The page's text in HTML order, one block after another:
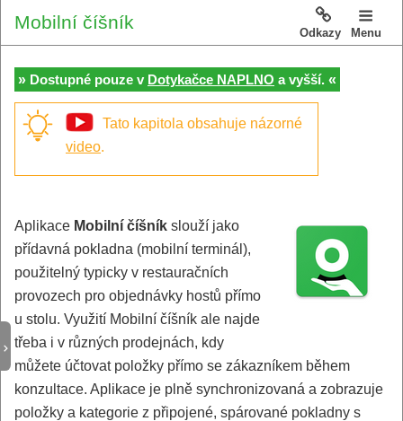
Mobilní číšník
Odkazy Menu
» Dostupné pouze v Dotykačce NAPLNO a vyšší.«
Tato kapitola obsahuje názorné
video.
Aplikace Mobilní číšník slouží jako
přídavná pokladna (mobilní terminál),
použitelný typicky v restauračních
provozech pro objednávky hostů přímo
u stolu. Využití Mobilní číšník ale najde
třeba i v různých prodejnách, kdy
můžete účtovat položky přímo se zákazníkem během
konzultace. Aplikace je plně synchronizovaná a zobrazuje
položky a kategorie z připojené, spárované pokladny s